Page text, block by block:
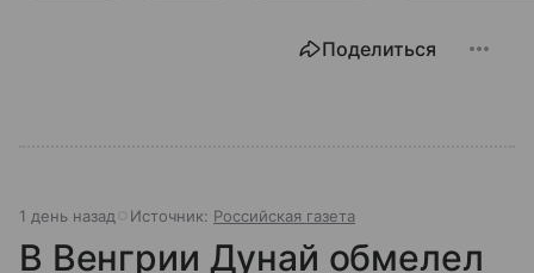
Поделиться
1 день назад Источник: Российская газета
В Венгрии Дунай обмелел